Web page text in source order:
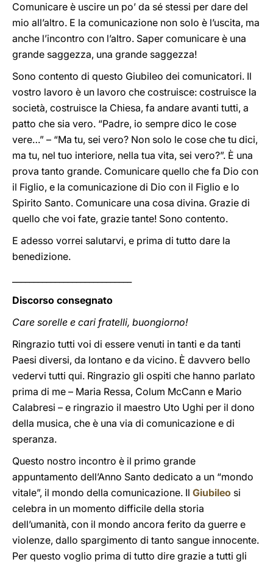
Comunicare è uscire un po’ da sé stessi per dare del
mio all’altro. E la comunicazione non solo è l’uscita, ma
anche l’incontro con l’altro. Saper comunicare è una
grande saggezza, una grande saggezza!
Sono contento di questo Giubileo dei comunicatori. Il
vostro lavoro è un lavoro che costruisce: costruisce la
società, costruisce la Chiesa, fa andare avanti tutti, a
patto che sia vero. “Padre, io sempre dico le cose
vere…” – “Ma tu, sei vero? Non solo le cose che tu dici,
ma tu, nel tuo interiore, nella tua vita, sei vero?”. È una
prova tanto grande. Comunicare quello che fa Dio con
il Figlio, e la comunicazione di Dio con il Figlio e lo
Spirito Santo. Comunicare una cosa divina. Grazie di
quello che voi fate, grazie tante! Sono contento.
E adesso vorrei salutarvi, e prima di tutto dare la
benedizione.
Discorso consegnato
Care sorelle e cari fratelli, buongiorno!
Ringrazio tutti voi di essere venuti in tanti e da tanti
Paesi diversi, da lontano e da vicino. È davvero bello
vedervi tutti qui. Ringrazio gli ospiti che hanno parlato
prima di me – Maria Ressa, Colum McCann e Mario
Calabresi – e ringrazio il maestro Uto Ughi per il dono
della musica, che è una via di comunicazione e di
speranza.
Questo nostro incontro è il primo grande
appuntamento dell’Anno Santo dedicato a un “mondo
vitale”, il mondo della comunicazione. Il Giubileo si
celebra in un momento difficile della storia
dell’umanità, con il mondo ancora ferito da guerre e
violenze, dallo spargimento di tanto sangue innocente.
Per questo voglio prima di tutto dire grazie a tutti gli